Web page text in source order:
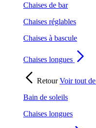
Chaises de bar
Chaises réglables
Chaises à bascule
Chaises longues
RetourVoir tout de
Bain de soleils
Chaises longues